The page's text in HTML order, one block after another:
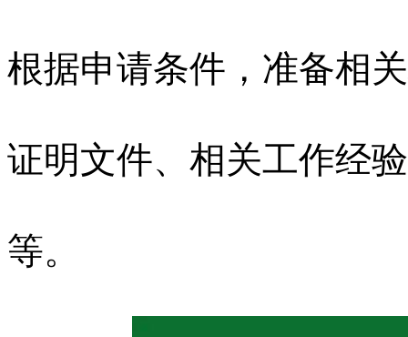
根据申请条件，准备相
证明文件、相关工作经
等。